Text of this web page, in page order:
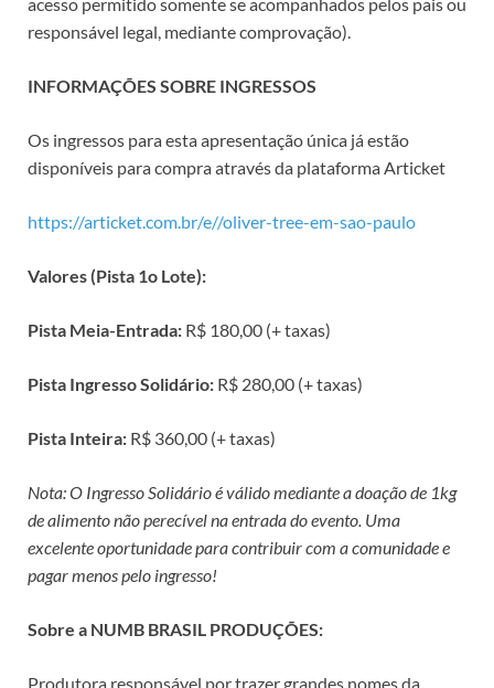
responsável legal, mediante comprovação).
INFORMAÇÕES SOBRE INGRESSOS
Os ingressos para esta apresentação única já estão
disponíveis para compra através da plataforma Articket
https://articket.com.br/e//oliver-tree-em-sao-paulo
Valores (Pista 1o Lote):
Pista Meia-Entrada: R$ 180,00 (+ taxas)
Pista Ingresso Solidário: R$ 280,00 (+ taxas)
Pista Inteira: R$ 360,00 (+ taxas)
Nota: O Ingresso Solidário é válido mediante a doação de 1kg
de alimento não perecível na entrada do evento. Uma
excelente oportunidade para contribuir com a comunidade e
pagar menos pelo ingresso!
Sobre a NUMB BRASIL PRODUÇÕES:
Produtora responsável por trazer grandes nomes da